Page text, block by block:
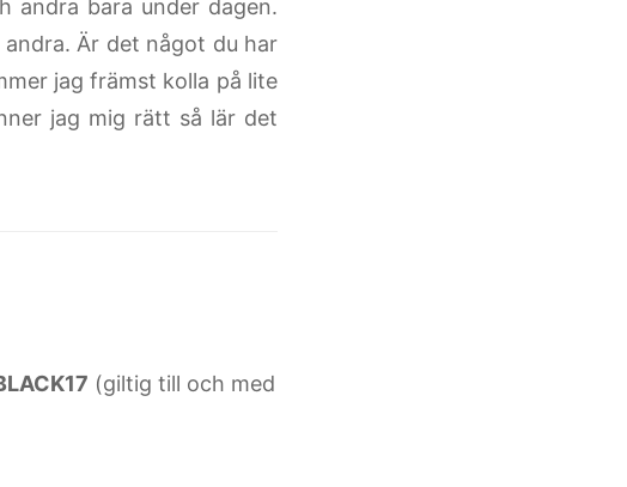
andra bara under dagen.
Är det något du har
jag främst kolla på lite
jag mig rätt så lär det
(giltig till och med